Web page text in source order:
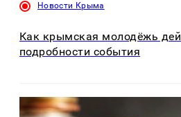
Новости Крыма
Как крымская молодёжь
подробности события